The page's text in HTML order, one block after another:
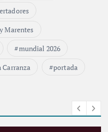
Marentes
mundial 2026
portada